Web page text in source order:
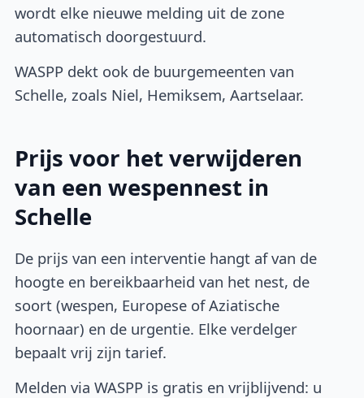
wordt elke nieuwe melding uit de zone
automatisch doorgestuurd.
WASPP dekt ook de buurgemeenten van
Schelle, zoals Niel, Hemiksem, Aartselaar.
Prijs voor het verwijderen
van een wespennest in
Schelle
De prijs van een interventie hangt af van de
hoogte en bereikbaarheid van het nest, de
soort (wespen, Europese of Aziatische
hoornaar) en de urgentie. Elke verdelger
bepaalt vrij zijn tarief.
Melden via WASPP is gratis en vrijblijvend: u